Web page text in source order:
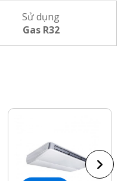
Sử dụng
Gas R32